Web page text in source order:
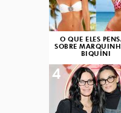
O QUE ELES
SOBRE
BIQUÍNI
4